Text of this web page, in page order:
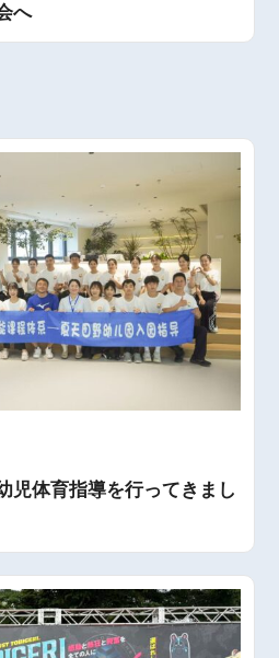
へ
児体育指導を行ってきまし